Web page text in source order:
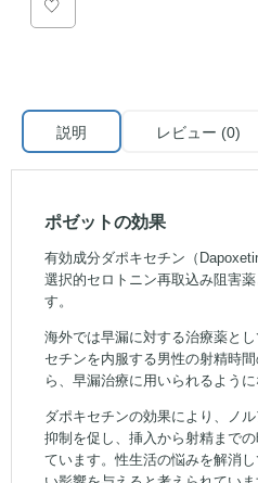
説明 レビュー (0)
ポゼットの効果
有効成分ダポキセチン（
選択的セロトニン再取込み阻害
す。
海外では早漏に対する治療薬と
セチンを内服する男性の射精時
ら、早漏治療に用いられるように
ダポキセチンの効果により、ノ
抑制を促し、挿入から射精まで
ています。性生活の悩みを解消